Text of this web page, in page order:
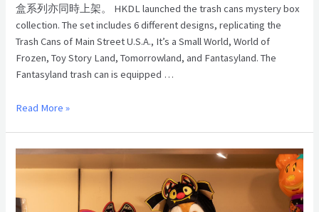
盒系列亦同時上架。 HKDL launched the trash cans mystery box
collection. The set includes 6 different designs, replicating the
Trash Cans of Main Street U.S.A., It’s a Small World, World of
Frozen, Toy Story Land, Tomorrowland, and Fantasyland. The
Fantasyland trash can is equipped …
Read More »
香
港
士